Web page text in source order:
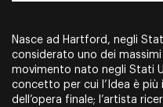
Nasce ad Hartford, negli
considerato uno dei
movimento nato negli Stati
concetto per cui l’Idea è
dell’opera finale; l’artista